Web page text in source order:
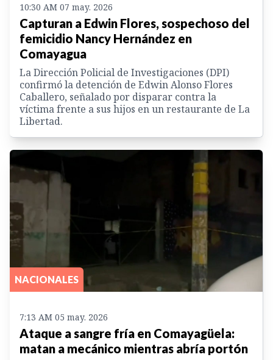
10:30 AM 07 may. 2026
Capturan a Edwin Flores, sospechoso del
femicidio Nancy Hernández en
Comayagua
La Dirección Policial de Investigaciones (DPI)
confirmó la detención de Edwin Alonso Flores
Caballero, señalado por disparar contra la
víctima frente a sus hijos en un restaurante de La
Libertad.
NACIONALES
7:13 AM 05 may. 2026
Ataque a sangre fría en Comayagüela:
matan a mecánico mientras abría portón